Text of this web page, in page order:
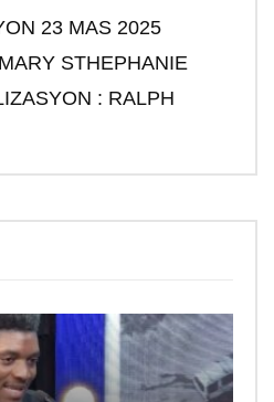
23 MAS 2025
STHEPHANIE
: RALPH